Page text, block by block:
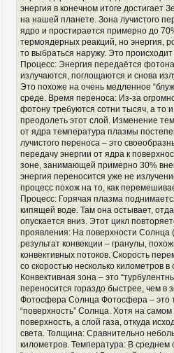
энергия в конечном итоге достигает
на нашей планете. Зона лучистого
ядро и простирается примерно до
термоядерных реакций, но энергия,
то выбраться наружу. Это
Процесс: Энергия передаётся
излучаются, поглощаются и снова
Это похоже на очень медленное
среде. Время переноса: Из-за
фотону требуются сотни тысяч, а то
преодолеть этот слой. Изменение
от ядра температура плазмы
лучистого переноса – это
передачу энергии от ядра к
зоне, занимающей примерно 30%
энергия переносится уже не
процесс похож на то, как
Процесс: Горячая плазма
кипящей воде. Там она остывает,
опускается вниз. Этот цикл
проявления: На поверхности
результат конвекции – гранулы,
конвективных потоков. Скорость
со скоростью несколько километров
Конвективная зона – это
переносится гораздо быстрее, чем в
Фотосфера Солнца Фотосфера – это
“поверхность” Солнца. Хотя на
поверхность, а слой газа, откуда
света. Толщина: Сравнительно
километров. Температура: В среднем